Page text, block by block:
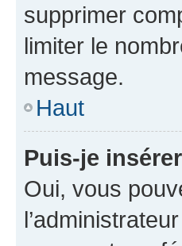
supprimer
limiter le
message.
Haut
Puis-je
Oui, vous